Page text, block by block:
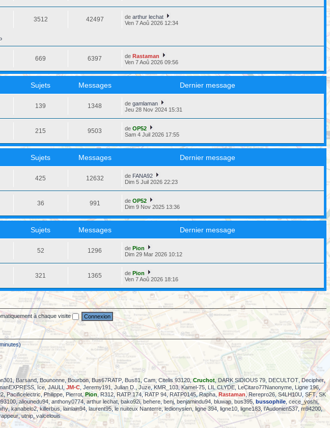
3512 42497 dearthur lechat
Ven 7 Aoû 2026 12:34
669 6397 deRastaman
Ven 7 Aoû 2026 09:56
Sujets Messages Dernier message
139 1348 degamlaman
Jeu 28 Nov 2024 15:31
215 9503 deOP52
Sam 4 Juil 2026 17:55
Sujets Messages Dernier message
425 12632 de FANA92
Dim 5 Juil 2026 22:23
36 991 deOP52
Dim 9 Nov 2025 13:36
Sujets Messages Dernier message
52 1296 dePion
Dim 29 Mar 2026 10:12
321 1365 dePion
Ven 7 Aoû 2026 18:16
à chaque visite
, Barsand, Bounonne Bourbon Bus67RATP Bus81 Cam,Citelis 93120,Cruchot ,DARK SIDIOUS 79 DECULTOT ,Decipher,
,Ice,JAULI JM-C ,Jeremy191 Julian D. Juze ,KMR_103,Kamel-75 LIL CLYDE LeCitaro77Nanonyme Ligne 196,
,Pacificelectric,Philippe ,Pierrot,Pion , R312 RATP 174,RATP 94 RATP0145,Rapha Rastaman ,Rerepro26 S4LH10U SFT,SK
,aliounedu94, anthony0774 arthur lechat ,bako92i behere benj benjamindu94 bluwap bus395 bussophile cece_yoshi,
,kanabelo2,killerbus lainlain94 laurent95 ,le nuiteux Nanterre, ledionysien, ligne 394 ligne10 ligne183 ,l’Audonien537 m94200,
,utnip, valcelouis